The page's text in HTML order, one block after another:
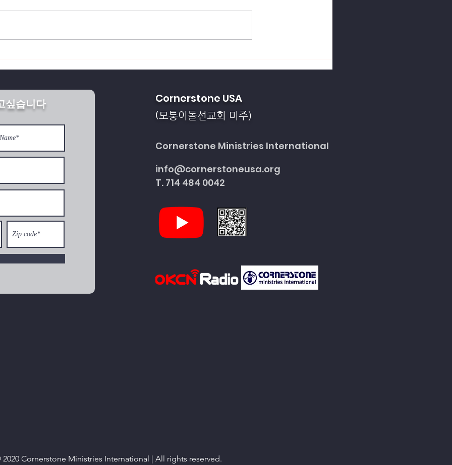
되게 하소서
싶습니다 Cornerstone USA
(모퉁이돌선교회 미주)
Cornerstone Ministries International
info@cornerstoneusa.org
T. 714 484 0042
Cornerstone Ministries International | All rights reserved.